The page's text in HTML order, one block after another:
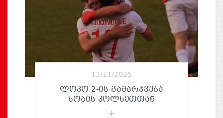
13/11/2025
ᲚᲝᲙᲝ 2-ᲘᲡ ᲒᲐᲛᲐᲠᲯᲕᲔᲑᲐ
ᲮᲝᲑᲘᲡ ᲙᲝᲚᲮᲔᲗᲗᲐᲜ